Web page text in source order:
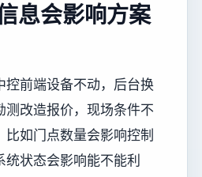
息会影响方案
控前端设备不动，后台换
测改造报价，现场条件不
比如门点数量会影响控制
状态会影响能不能利